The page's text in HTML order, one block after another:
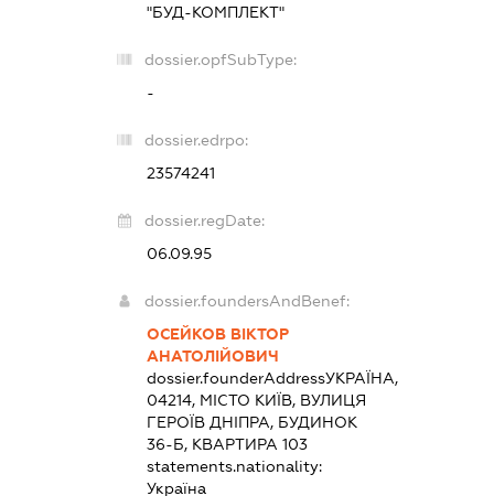
"БУД-КОМПЛЕКТ"
dossier.opfSubType:
-
dossier.edrpo:
23574241
dossier.regDate:
06.09.95
dossier.foundersAndBenef:
ОСЕЙКОВ ВІКТОР
АНАТОЛІЙОВИЧ
dossier.founderAddressУКРАЇНА,
04214, МІСТО КИЇВ, ВУЛИЦЯ
ГЕРОЇВ ДНІПРА, БУДИНОК
36-Б, КВАРТИРА 103
statements.nationality:
Україна